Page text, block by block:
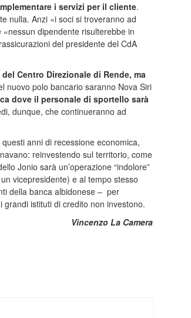
i servizi per il cliente.
nulla. Anzi «i soci si troveranno ad
dipendente risulterebbe in
del presidente del CdA
Centro Direzionale di Rende, ma
nuovo polo bancario saranno Nova Siri
dove il personale di sportello sarà
dunque, che continueranno ad
anni di recessione economica,
reinvestendo sul territorio, come
Jonio sarà un’operazione “indolore”
vicepresidente) e al tempo stesso
della banca albidonese – per
istituti di credito non investono.
Vincenzo La Camera